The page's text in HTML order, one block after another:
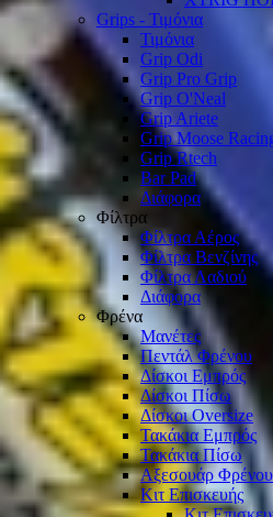
Grips - Τιμόνια
Τιμόνια
Grip Odi
Grip Pro Grip
Grip O'Neal
Grip Ariete
Grip Moose
Grip Rtech
Bar Pad
Διάφορα
Φίλτρα
Φίλτρα Αέρος
Φίλτρα Βενζίνης
Φίλτρα Λαδιού
Διάφορα
Φρένα
Μανέτες
Πεντάλ Φρένου
Δίσκοι Εμπρός
Δίσκοι Πίσω
Δίσκοι Oversize
Τακάκια Εμπρός
Τακάκια Πίσω
Αξεσουάρ Φρένου
Κιτ Επισκευής